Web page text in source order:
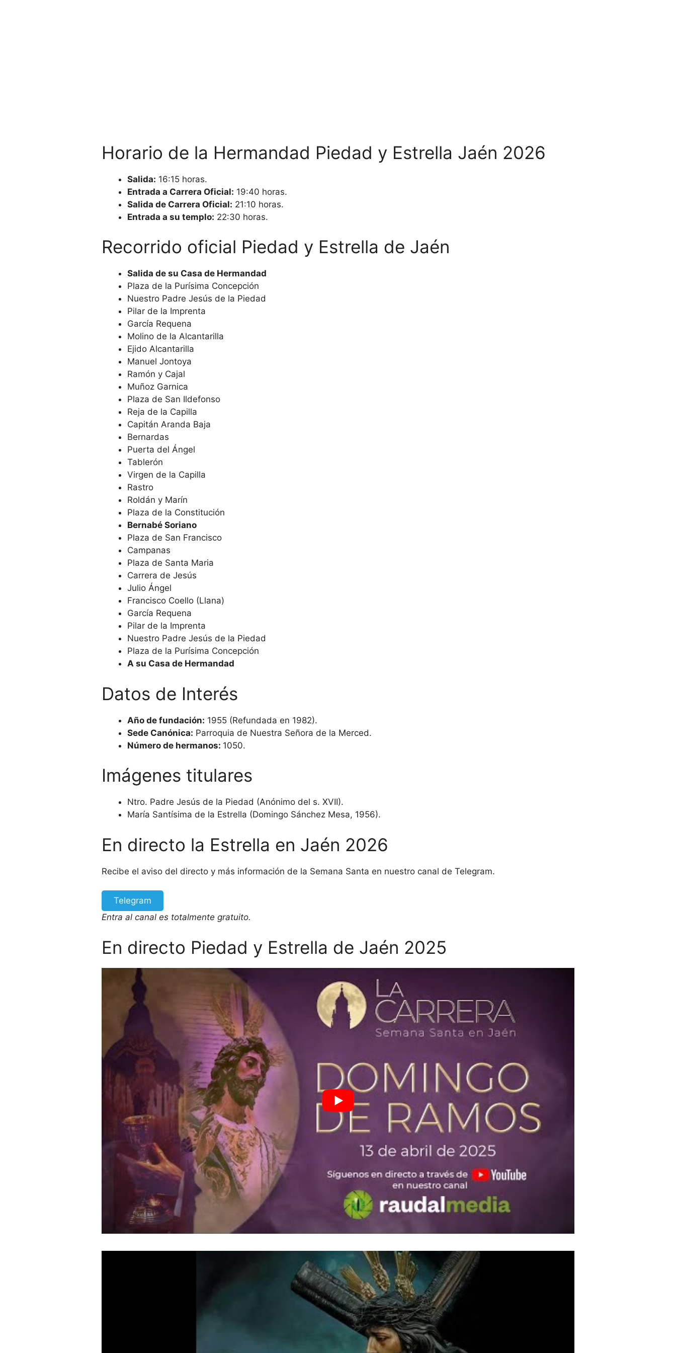
Horario de la Hermandad Piedad y Estrella Jaén 2026
Salida: 16:15 horas.
Entrada a Carrera Oficial: 19:40 horas.
Salida de Carrera Oficial: 21:10 horas.
Entrada a su templo: 22:30 horas.
Recorrido oficial Piedad y Estrella de Jaén
Salida de su Casa de Hermandad
Plaza de la Purísima Concepción
Nuestro Padre Jesús de la Piedad
Pilar de la Imprenta
García Requena
Molino de la Alcantarilla
Ejido Alcantarilla
Manuel Jontoya
Ramón y Cajal
Muñoz Garnica
Plaza de San Ildefonso
Reja de la Capilla
Capitán Aranda Baja
Bernardas
Puerta del Ángel
Tablerón
Virgen de la Capilla
Rastro
Roldán y Marín
Plaza de la Constitución
Bernabé Soriano
Plaza de San Francisco
Campanas
Plaza de Santa Maria
Carrera de Jesús
Julio Ángel
Francisco Coello (Llana)
García Requena
Pilar de la Imprenta
Nuestro Padre Jesús de la Piedad
Plaza de la Purísima Concepción
A su Casa de Hermandad
Datos de Interés
Año de fundación: 1955 (Refundada en 1982).
Sede Canónica: Parroquia de Nuestra Señora de la Merced.
Número de hermanos: 1050.
Imágenes titulares
Ntro. Padre Jesús de la Piedad (Anónimo del s. XVII).
María Santísima de la Estrella (Domingo Sánchez Mesa, 1956).
En directo la Estrella en Jaén 2026
Recibe el aviso del directo y más información de la Semana Santa en nuestro canal de Telegram.
Telegram
Entra al canal es totalmente gratuito.
En directo Piedad y Estrella de Jaén 2025